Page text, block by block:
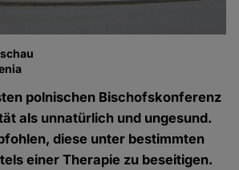
polnischen Bischofskonferenz
als unnatürlich und ungesund.
diese unter bestimmten
einer Therapie zu beseitigen.